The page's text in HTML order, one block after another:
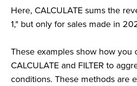
Here, CALCULATE sums the
1," but only for sales made in
These examples show how you
CALCULATE and FILTER to
conditions. These methods are